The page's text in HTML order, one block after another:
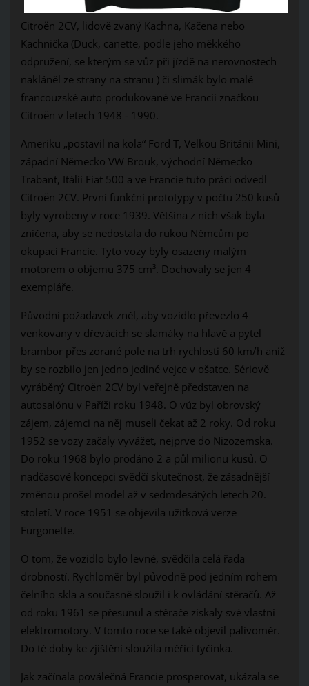
Citroën 2CV, lidově zvaný Kachna, Kačena nebo
Kachnička (Duck, canette, podle jeho měkkého
odpružení, se kterým se vůz při jízdě na nerovnostech
nakláněl ze strany na stranu ) či slimák bylo malé
francouzské auto produkované ve Francii značkou
Citroën v letech 1948 - 1990.
Ameriku „postavil na kola“ Ford T, Velkou Británii Mini,
západní Německo VW Brouk, východní Německo
Trabant, Itálii Fiat 500 a ve Francie tuto práci odvedl
Citroën 2CV. První funkční prototypy v počtu 250 kusů
byly vyrobeny v roce 1939. Většina z nich však byla
zničena, aby se nedostala do rukou Němcům po
okupaci Francie. Tyto vozy byly osazeny malým
motorem o objemu 375 cm³. Dochovaly se jen 4
exempláře.
Původní požadavek zněl, aby vozidlo převezlo 4
venkovany v dřevácích se slamáky na hlavě a pytel
brambor přes zorané pole na trh rychlosti 60 km/h aniž
by se rozbilo jen jedno jediné vejce v ošatce. Sériově
vyráběný Citroën 2CV byl veřejně představen na
autosalónu v Paříži roku 1948. O vůz byl obrovský
zájem, zájemci na něj museli čekat až 2 roky. Od roku
1952 se vozy začaly vyvážet, nejprve do Nizozemska.
Do roku 1968 bylo prodáno 2 a půl milionu kusů. O
nadčasové koncepci svědčí skutečnost, že zásadnější
změnou prošel model až v sedmdesátých letech 20.
století. V roce 1951 se objevila užitková verze
Furgonette.
O tom, že vozidlo bylo levné, svědčila celá řada
drobností. Rychloměr byl původně pod jedním rohem
čelního skla a současně sloužil i k ovládání stěračů. Až
od roku 1961 se přesunul a stěrače získaly své vlastní
elektromotory. V tomto roce se také objevil palivoměr.
Do té doby ke zjištění sloužila měřící tyčinka.
Jak začínala poválečná Francie prosperovat, ukázala se